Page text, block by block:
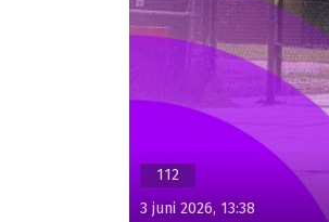
112
3 juni 2026, 13:38